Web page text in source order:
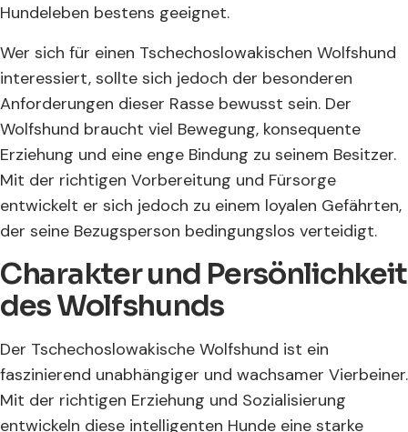
Hundeleben bestens geeignet.
Wer sich für einen Tschechoslowakischen Wolfshund
interessiert, sollte sich jedoch der besonderen
Anforderungen dieser Rasse bewusst sein. Der
Wolfshund braucht viel Bewegung, konsequente
Erziehung und eine enge Bindung zu seinem Besitzer.
Mit der richtigen Vorbereitung und Fürsorge
entwickelt er sich jedoch zu einem loyalen Gefährten,
der seine Bezugsperson bedingungslos verteidigt.
Charakter und Persönlichkeit
des Wolfshunds
Der Tschechoslowakische Wolfshund ist ein
faszinierend unabhängiger und wachsamer Vierbeiner.
Mit der richtigen Erziehung und Sozialisierung
entwickeln diese intelligenten Hunde eine starke